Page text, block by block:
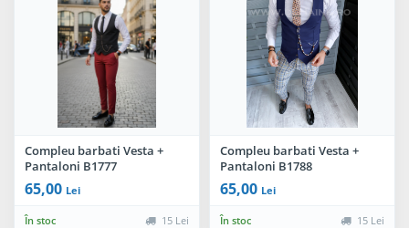
Compleu barbati Vesta +
Pantaloni B1777
65,00 Lei
În stoc 15 Lei
Compleu barbati Vesta +
Pantaloni B1788
65,00 Lei
În stoc 15 Lei